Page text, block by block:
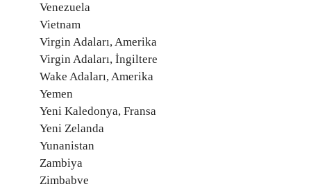
Venezuela
Vietnam
Virgin Adaları, Amerika
Virgin Adaları, İngiltere
Wake Adaları, Amerika
Yemen
Yeni Kaledonya, Fransa
Yeni Zelanda
Yunanistan
Zambiya
Zimbabve